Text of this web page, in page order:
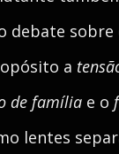
debate
a
de família e o
lentes